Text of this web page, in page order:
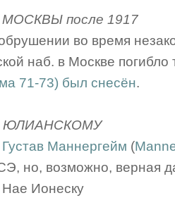
после 1917
во время
наб. в Москве погибло
71-73) был снесён.
ЮЛИАНСКОМУ
Густав Маннергейм (
но, возможно, верная
Ионеску